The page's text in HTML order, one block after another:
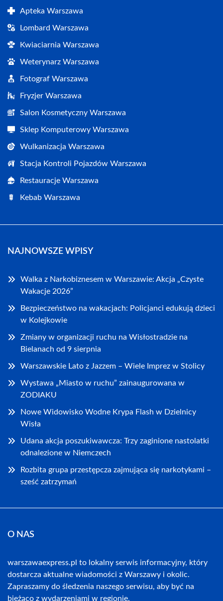
Apteka Warszawa
Lombard Warszawa
Kwiaciarnia Warszawa
Weterynarz Warszawa
Fotograf Warszawa
Fryzjer Warszawa
Salon Kosmetyczny Warszawa
Sklep Komputerowy Warszawa
Wulkanizacja Warszawa
Stacja Kontroli Pojazdów Warszawa
Restauracje Warszawa
Kebab Warszawa
NAJNOWSZE WPISY
Walka z Narkobiznesem w Warszawie: Akcja „Czyste
Wakacje 2026”
Bezpieczeństwo na wakacjach: Policjanci edukują dzieci
w Kolejkowie
Zmiany w organizacji ruchu na Wisłostradzie na
Bielanach od 9 sierpnia
Warszawskie Lato z Jazzem – Wiele Imprez w Stolicy
Wystawa „Miasto w ruchu” zainaugurowana w
ZODIAKU
Nowe Widowisko Wodne Krypa Flash w Dzielnicy
Wisła
Udana akcja poszukiwawcza: Trzy zaginione nastolatki
odnalezione w Niemczech
Rozbita grupa przestępcza zajmująca się narkotykami –
sześć zatrzymań
O NAS
warszawaexpress.pl to lokalny serwis informacyjny, który
dostarcza aktualne wiadomości z Warszawy i okolic.
Zapraszamy do śledzenia naszego serwisu, aby być na
bieżąco z wydarzeniami w regionie.